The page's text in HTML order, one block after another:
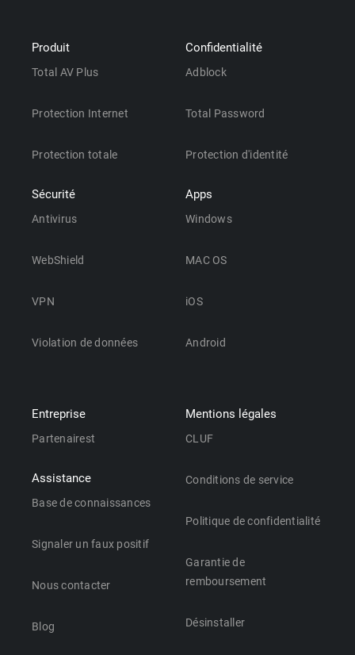
Produit
Total AV Plus
Protection Internet
Protection totale
Sécurité
Antivirus
WebShield
VPN
Violation de données
Confidentialité
Adblock
Total Password
Protection d'identité
Apps
Windows
MAC OS
iOS
Android
Entreprise
Partenairest
Assistance
Base de connaissances
Signaler un faux positif
Nous contacter
Blog
Mentions légales
CLUF
Conditions de service
Politique de confidentialité
Garantie de
remboursement
Désinstaller